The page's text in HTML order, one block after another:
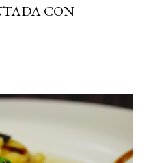
CON